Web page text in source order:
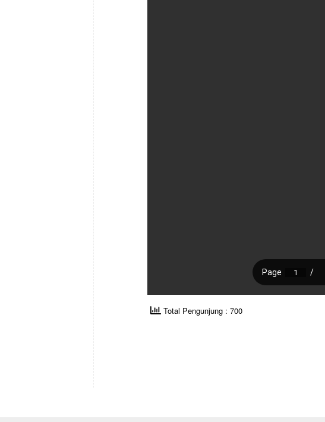
Total Pengunjung : 700